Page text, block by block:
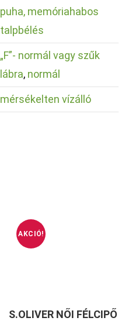
puha, memóriahabos
talpbélés
„F”- normál vagy szűk
lábra, normál
mérsékelten vízálló
AKCIÓ!
S.OLIVER NŐI FÉLCIPŐ